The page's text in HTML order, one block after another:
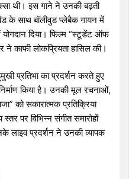
थी। इस गाने ने उनकी बढ़ती
के साथ बॉलीवुड प्लेबैक गायन में
दिया। फिल्म “स्टूडेंट ऑफ
काफी लोकप्रियता हासिल की।
प्रतिभा का प्रदर्शन करते हुए
किया है। उनकी मूल रचनाओं,
को सकारात्मक प्रतिक्रिया
पर विभिन्न संगीत समारोहों
लाइव प्रदर्शन ने उनकी व्यापक